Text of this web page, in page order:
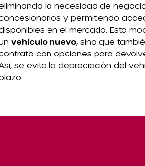
la necesidad de
y permitiendo
en el mercado. Esta
vehículo nuevo, sino que
con opciones para
Así, se evita la depreciación del